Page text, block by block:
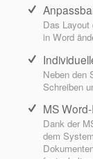
Das Layout
in Word
Neben den
Schreiben
MS
Dank der
dem